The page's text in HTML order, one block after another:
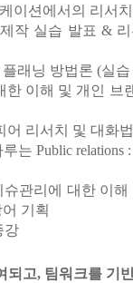
이션에서의 리서
작 실습 발표 &
래닝 방법론 (실
한 이해 및 개인 브
대화법) *
는 Public relations
관리에 대한 이
기획
강
되고, 팀워크를 기